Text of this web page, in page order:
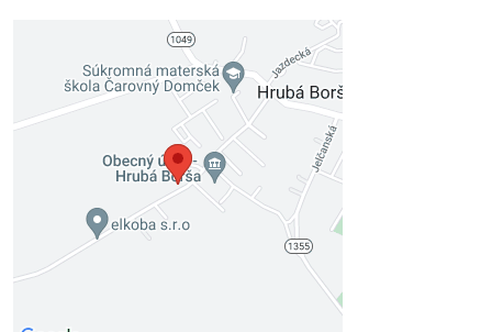
Externý obsah je blokovaný
Voľbami súkromia
Prajete si načítať externý obsah?
Povoliť tentokrát
Povoliť a zapamätať - súhlas s